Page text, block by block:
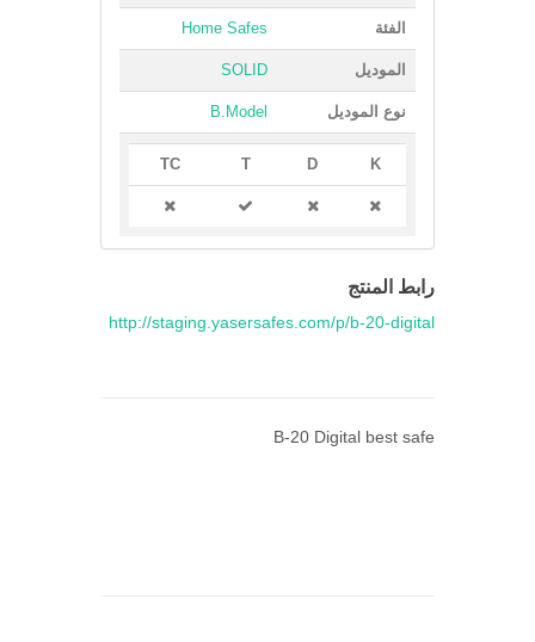
الفئة Home Safes
الموديل SOLID
نوع الموديل B.Model
K
D
T
TC
رابط المنتج
http://staging.yasersafes.com/p/b-20-digital
B-20 Digital best safe